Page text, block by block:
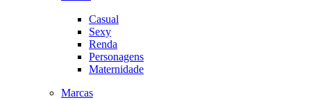
Casual
Sexy
Renda
Personagens
Maternidade
Marcas